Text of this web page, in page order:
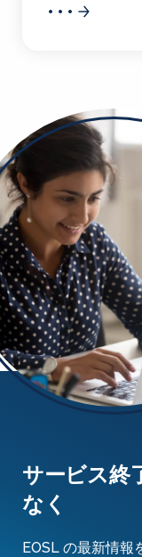
サービス終
なく
EOSL の最新情報